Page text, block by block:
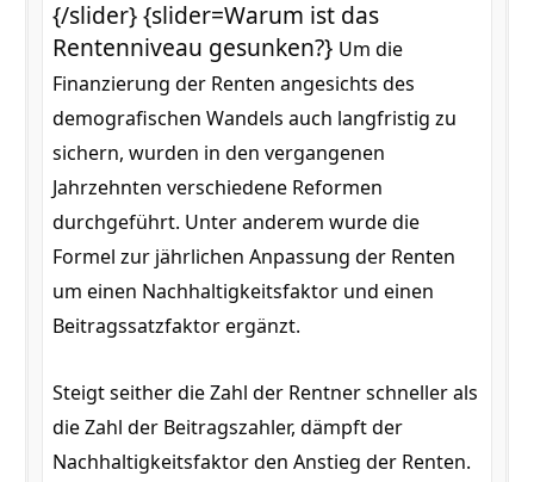
{/slider} {slider=Warum ist das
Rentenniveau gesunken?} Um die
Finanzierung der Renten angesichts des
demografischen Wandels auch langfristig zu
sichern, wurden in den vergangenen
Jahrzehnten verschiedene Reformen
durchgeführt. Unter anderem wurde die
Formel zur jährlichen Anpassung der Renten
um einen Nachhaltigkeitsfaktor und einen
Beitragssatzfaktor ergänzt.
Steigt seither die Zahl der Rentner schneller als
die Zahl der Beitragszahler, dämpft der
Nachhaltigkeitsfaktor den Anstieg der Renten.